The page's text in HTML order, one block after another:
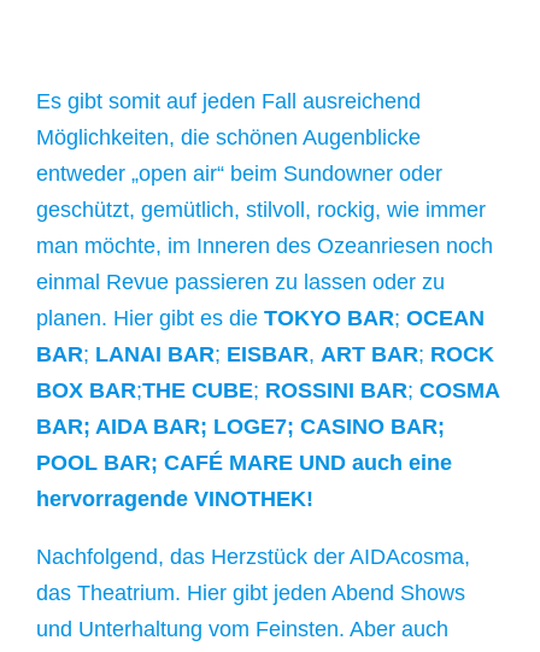
Es gibt somit auf jeden Fall ausreichend
Möglichkeiten, die schönen Augenblicke
entweder „open air“ beim Sundowner oder
geschützt, gemütlich, stilvoll, rockig, wie immer
man möchte, im Inneren des Ozeanriesen noch
einmal Revue passieren zu lassen oder zu
planen. Hier gibt es die TOKYO BAR; OCEAN
BAR; LANAI BAR; EISBAR, ART BAR; ROCK
BOX BAR;THE CUBE; ROSSINI BAR; COSMA
BAR; AIDA BAR; LOGE7; CASINO BAR;
POOL BAR; CAFÉ MARE UND auch eine
hervorragende VINOTHEK!
Nachfolgend, das Herzstück der AIDAcosma,
das Theatrium. Hier gibt jeden Abend Shows
und Unterhaltung vom Feinsten. Aber auch